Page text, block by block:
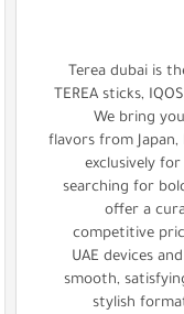
Terea dubai is
TEREA sticks,
We bring
flavors from
exclusively
searching for
offer a
competitive
UAE devices
smooth,
stylish